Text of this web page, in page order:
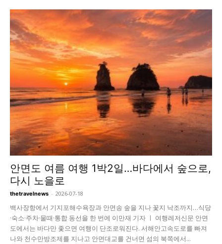
안면도 여름 여행 1박2일…바다에서 숲으로,
다시 노을로
thetravelnews - 2026-07-18
백사장항에서 기지포해수욕장과 안면송 숲을 지나 꽃지 낙조까지…식당
·숙소·주차·물때·통합 동선을 한 번에 이만재 기자 ㅣ 여행레저신문 안면
도에서는 바다만 좇으면 여행이 단조로워진다. 서해안고속도로를 빠져
나와 천수만방조제를 지나고 안면대교를 건너면 섬의 북쪽에서...